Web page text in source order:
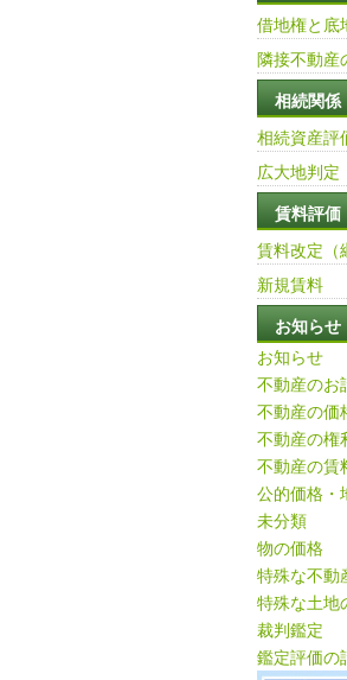
借地権と底
隣接不動産
相続関係
相続資産評
広大地判定
賃料評価
賃料改定（
新規賃料
お知らせ
お知らせ
不動産のお
不動産の価
不動産の権
不動産の賃
公的価格・
未分類
物の価格
特殊な不動
特殊な土地
裁判鑑定
鑑定評価の